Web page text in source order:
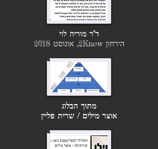
ד"ר מוריה לוי
הירחון 2Know, אוגוסט 2018
מתוך הבלוג
אוצר מילים / שרית פליין